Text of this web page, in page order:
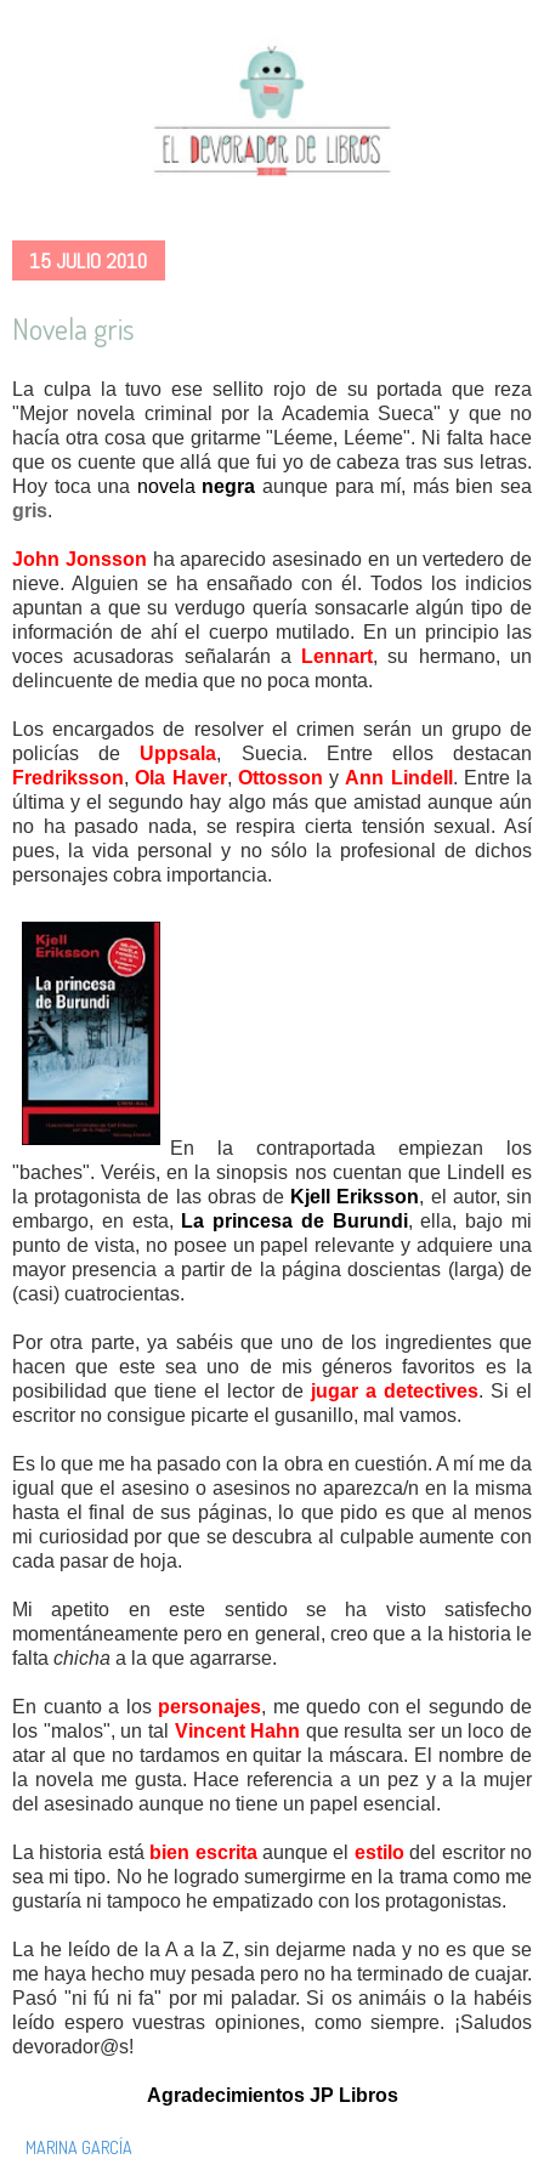
15 JULIO 2010
Novela gris
La culpa la tuvo ese sellito rojo de su portada que reza
"Mejor novela criminal por la Academia Sueca" y que no
hacía otra cosa que gritarme "Léeme, Léeme". Ni falta hace
que os cuente que allá que fui yo de cabeza tras sus letras.
Hoy toca una novela negra aunque para mí, más bien sea
gris.
John Jonsson ha aparecido asesinado en un vertedero de
nieve. Alguien se ha ensañado con él. Todos los indicios
apuntan a que su verdugo quería sonsacarle algún tipo de
información de ahí el cuerpo mutilado. En un principio las
voces acusadoras señalarán a
Lennart, su hermano, un
delincuente de media que no poca monta.
Los encargados de resolver el crimen serán un grupo de
policías de Uppsala, Suecia. Entre ellos destacan
Fredriksson,Ola Haver, Ottosson yAnn Lindell . Entre la
última y el segundo hay algo más que amistad aunque aún
no ha pasado nada, se respira cierta tensión sexual. Así
pues, la vida personal y no sólo la profesional de dichos
personajes cobra importancia.
En la contraportada empiezan los
"baches". Veréis, en la sinopsis nos cuentan que Lindell es
la protagonista de las obras de Kjell Eriksson, el autor, sin
embargo, en esta, La princesa de Burundi, ella, bajo mi
punto de vista, no posee un papel relevante y adquiere una
mayor presencia a partir de la página doscientas (larga) de
(casi) cuatrocientas.
Por otra parte, ya sabéis que uno de los ingredientes que
hacen que este sea uno de mis géneros favoritos es la
posibilidad que tiene el lector de jugar a detectives. Si el
escritor no consigue picarte el gusanillo, mal vamos.
Es lo que me ha pasado con la obra en cuestión. A mí me da
igual que el asesino o asesinos no aparezca/n en la misma
hasta el final de sus páginas, lo que pido es que al menos
mi curiosidad por que se descubra al culpable aumente con
cada pasar de hoja.
Mi apetito en este sentido se ha visto satisfecho
momentáneamente pero en general, creo que a la historia le
falta chicha a la que agarrarse.
En cuanto a los personajes, me quedo con el segundo de
los "malos", un tal Vincent Hahn que resulta ser un loco de
atar al que no tardamos en quitar la máscara. El nombre de
la novela me gusta. Hace referencia a un pez y a la mujer
del asesinado aunque no tiene un papel esencial.
La historia está bien escritaaunque el estilodel escritor no
sea mi tipo. No he logrado sumergirme en la trama como me
gustaría ni tampoco he empatizado con los protagonistas.
La he leído de la A a la Z, sin dejarme nada y no es que se
me haya hecho muy pesada pero no ha terminado de cuajar.
Pasó "ni fú ni fa" por mi paladar. Si os animáis o la habéis
leído espero vuestras opiniones, como siempre. ¡Saludos
devorador@s!
Agradecimientos JP Libros
MARINA GARCÍA